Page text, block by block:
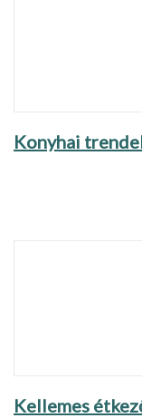
Konyhai
Kellemes